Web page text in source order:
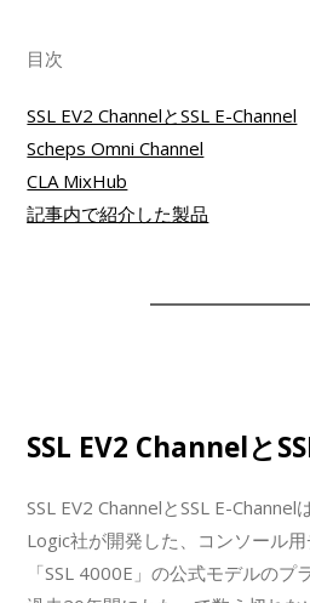
目次
SSL EV2 ChannelとSSL E-Channel
Scheps Omni Channel
CLA MixHub
記事内で紹介した製品
SSL EV2 Channelと
SSL EV2 ChannelとSSL E-
Logic社が開発した、コンソール
「SSL 4000E」の公式モデルのプ